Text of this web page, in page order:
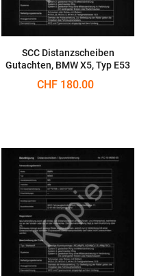
SCC Distanzscheiben
Gutachten, BMW X5, Typ E53
CHF 180.00